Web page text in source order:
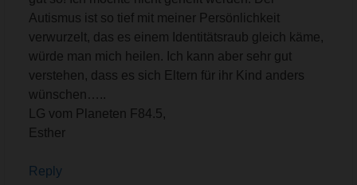
Autismus ist so tief mit meiner Persönlichkeit
verwurzelt, das es einem Identitätsraub gleich käme,
würde man mich heilen. Ich kann aber sehr gut
verstehen, dass es sich Eltern für ihr Kind anders
wünschen…..
LG vom Planeten F84.5,
Esther
Reply